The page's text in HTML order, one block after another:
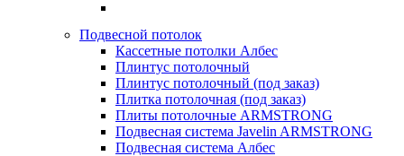
Подвесной потолок
Кассетные потолки Албес
Плинтус потолочный
Плинтус потолочный (под заказ)
Плитка потолочная (под заказ)
Плиты потолочные ARMSTRONG
Подвесная система Javelin ARMSTRONG
Подвесная система Албес